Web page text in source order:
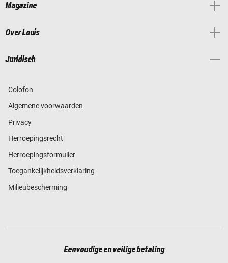
Magazine
Over Louis
Juridisch
Colofon
Algemene voorwaarden
Privacy
Herroepingsrecht
Herroepingsformulier
Toegankelijkheidsverklaring
Milieubescherming
Eenvoudige en veilige betaling